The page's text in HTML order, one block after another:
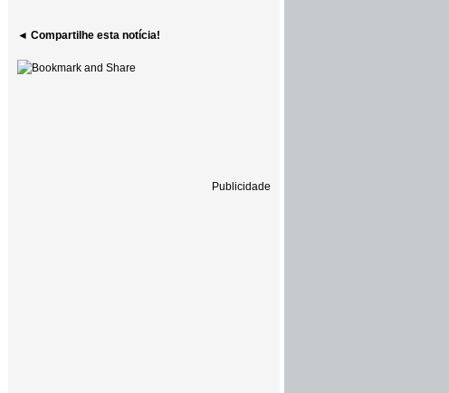
◄ Compartilhe esta notícia!
Publicidade